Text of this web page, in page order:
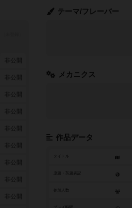
テーマ/フレーバー
メカニクス
作品データ
タイトル
参加人数
非公開
非公開
非公開
非公開
非公開
非公開
非公開
非公開
非公開